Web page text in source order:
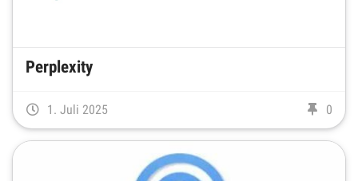
Perplexity
0
1. Juli 2025